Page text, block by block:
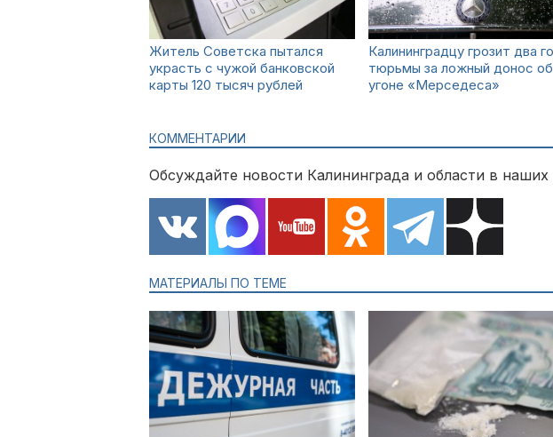
Житель Советска пытался
украсть с чужой банковской
карты 120 тысяч рублей
Калининградцу грозит два
тюрьмы за ложный донос об
угоне «Мерседеса»
КОММЕНТАРИИ
Обсуждайте новости Калининграда и области в наших
МАТЕРИАЛЫ ПО ТЕМЕ